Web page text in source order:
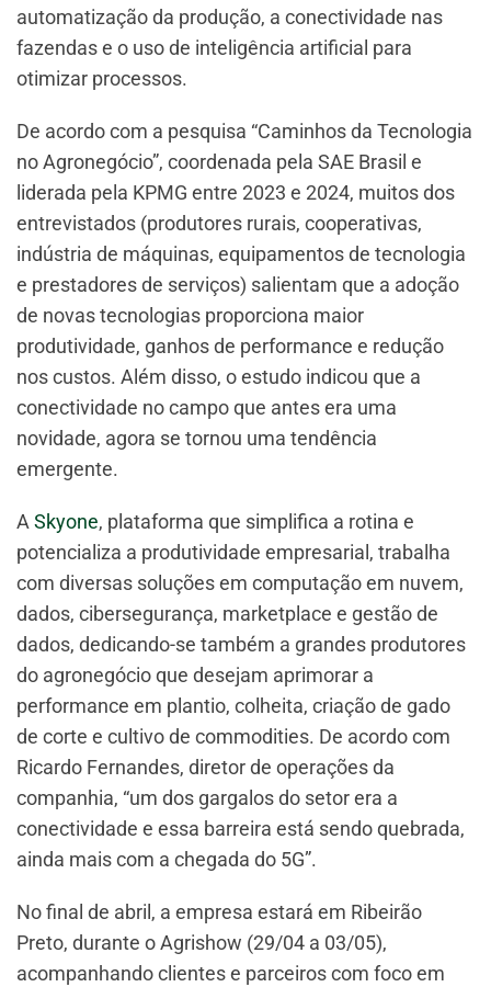
automatização da produção, a conectividade nas
fazendas e o uso de inteligência artificial para
otimizar processos.
De acordo com a pesquisa “Caminhos da Tecnologia
no Agronegócio”, coordenada pela SAE Brasil e
liderada pela KPMG entre 2023 e 2024, muitos dos
entrevistados (produtores rurais, cooperativas,
indústria de máquinas, equipamentos de tecnologia
e prestadores de serviços) salientam que a adoção
de novas tecnologias proporciona maior
produtividade, ganhos de performance e redução
nos custos. Além disso, o estudo indicou que a
conectividade no campo que antes era uma
novidade, agora se tornou uma tendência
emergente.
ASkyone, plataforma que simplifica a rotina e
potencializa a produtividade empresarial, trabalha
com diversas soluções em computação em nuvem,
dados, cibersegurança, marketplace e gestão de
dados, dedicando-se também a grandes produtores
do agronegócio que desejam aprimorar a
performance em plantio, colheita, criação de gado
de corte e cultivo de commodities. De acordo com
Ricardo Fernandes, diretor de operações da
companhia, “um dos gargalos do setor era a
conectividade e essa barreira está sendo quebrada,
ainda mais com a chegada do 5G”.
No final de abril, a empresa estará em Ribeirão
Preto, durante o Agrishow (29/04 a 03/05),
acompanhando clientes e parceiros com foco em